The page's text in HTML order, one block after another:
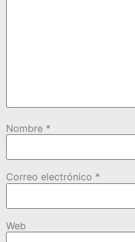
Nombre *
Correo electrónico *
Web